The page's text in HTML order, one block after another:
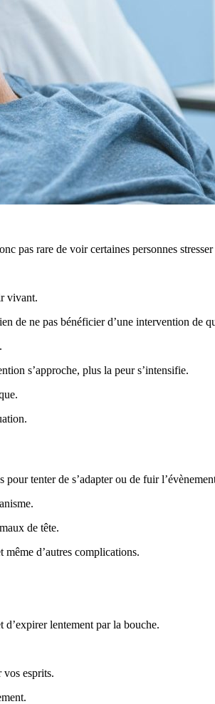
pas rare de voir certaines personnes
vivant.
de ne pas bénéficier d’une intervention de
s’approche, plus la peur s’intensifie.
tenter de s’adapter ou de fuir
de tête.
même d’autres complications.
lentement par la bouche.
vos esprits.